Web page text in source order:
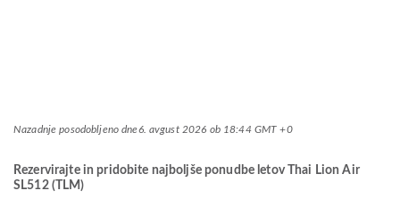
Nazadnje posodobljeno dne6. avgust 2026 ob 18:44 GMT +0
Rezervirajte in pridobite najboljše ponudbe letov Thai Lion Air
SL512 (TLM)